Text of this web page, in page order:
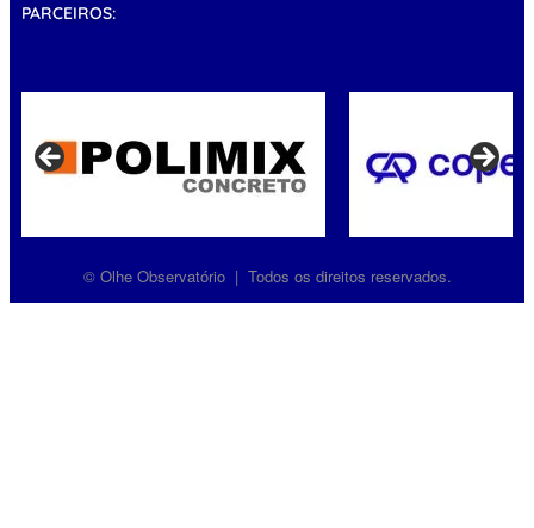
PARCEIROS:
© Olhe Observatório | Todos os direitos reservados.